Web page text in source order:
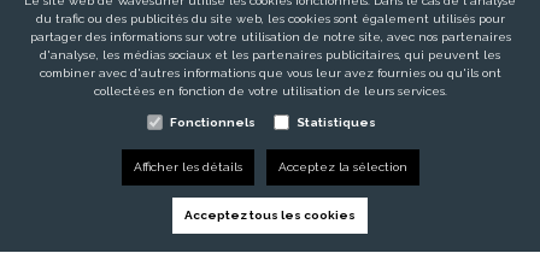
SERVICES
ACTUALITÉS / BLOGS / EMPLOIS
A PROPOS DE NOUS
du trafic ou des publicités du site web, les cookies sont également utilisés pour
partager des informations sur votre utilisation de notre site, avec nos partenaires
d'analyse, les médias sociaux et les partenaires publicitaires, qui peuvent les
combiner avec d'autres informations que vous leur avez fournies ou qu'ils ont
collectées en fonction de votre utilisation de leurs services.
Fonctionnels Statistiques
Afficher les détails Acceptez la sélection
Acceptez tous les cookies